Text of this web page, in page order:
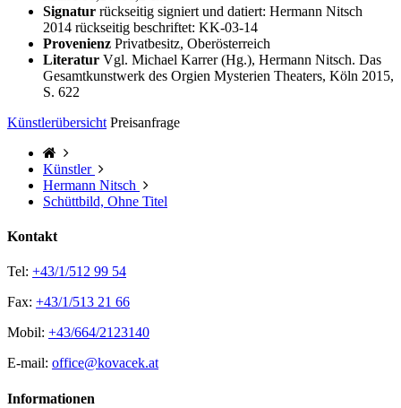
Signatur rückseitig signiert und datiert: Hermann Nitsch
2014 rückseitig beschriftet: KK-03-14
Provenienz Privatbesitz, Oberösterreich
Literatur Vgl. Michael Karrer (Hg.), Hermann Nitsch. Das
Gesamtkunstwerk des Orgien Mysterien Theaters, Köln 2015,
S. 622
Künstlerübersicht Preisanfrage
Künstler
Hermann Nitsch
Schüttbild, Ohne Titel
Kontakt
Tel: +43/1/512 99 54
Fax: +43/1/513 21 66
Mobil: +43/664/2123140
E-mail: office@kovacek.at
Informationen